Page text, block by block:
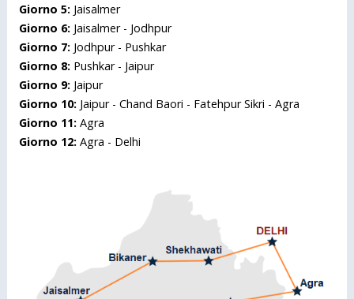
Giorno 5:Jaisalmer
Giorno 6:Jaisalmer - Jodhpur
Giorno 7:Jodhpur - Pushkar
Giorno 8:Pushkar - Jaipur
Giorno 9:Jaipur
Giorno 10:Jaipur - Chand Baori - Fatehpur Sikri - Agra
Giorno 11:Agra
Giorno 12:Agra - Delhi